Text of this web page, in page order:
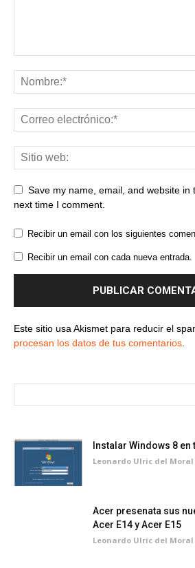
Save my name, email, and website in
next time I comment.
Recibir un email con los siguientes
Recibir un email con cada nueva entrada.
Este sitio usa Akismet para reducir el
procesan los datos de tus comentarios
Instalar Windows 8 en
Leonardo Ulric del Moral
Acer presenata sus
Acer E14 y Acer E15
Leonardo Ulric del Moral